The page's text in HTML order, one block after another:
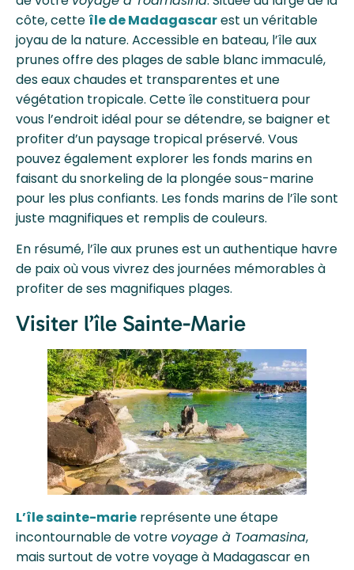
côte, cette île de Madagascarest un véritable
joyau de la nature. Accessible en bateau, l’île aux
prunes offre des plages de sable blanc immaculé,
des eaux chaudes et transparentes et une
végétation tropicale. Cette île constituera pour
vous l’endroit idéal pour se détendre, se baigner et
profiter d’un paysage tropical préservé. Vous
pouvez également explorer les fonds marins en
faisant du snorkeling de la plongée sous-marine
pour les plus confiants. Les fonds marins de l’île sont
juste magnifiques et remplis de couleurs.
En résumé, l’île aux prunes est un authentique havre
de paix où vous vivrez des journées mémorables à
profiter de ses magnifiques plages.
Visiter l’île Sainte-Marie
L’île sainte-marie représente une étape
incontournable de votre voyage à Toamasina,
mais surtout de votre voyage à Madagascar en